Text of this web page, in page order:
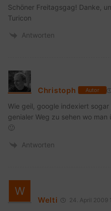
Schöner Freitagsgag! Danke,
Turicon
Antworten
Christoph Autor
Wie geil, google indexiert
genialer Weg zu sehen wo
🙂
Antworten
Welti 24. April 2009